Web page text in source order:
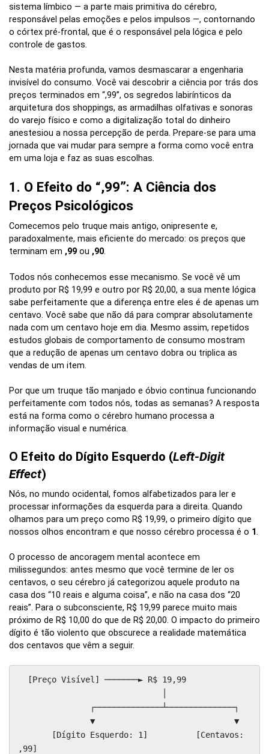
sistema límbico — a parte mais primitiva do cérebro,
responsável pelas emoções e pelos impulsos —, contornando
o córtex pré-frontal, que é o responsável pela lógica e pelo
controle de gastos.
Nesta matéria profunda, vamos desmascarar a engenharia
invisível do consumo. Você vai descobrir a ciência por trás dos
preços terminados em “,99”, os segredos labirínticos da
arquitetura dos shoppings, as armadilhas olfativas e sonoras
do varejo físico e como a digitalização total do dinheiro
anestesiou a nossa percepção de perda. Prepare-se para uma
jornada que vai mudar para sempre a forma como você entra
em uma loja e faz as suas escolhas.
1. O Efeito do “,99”: A Ciência dos
Preços Psicológicos
Comecemos pelo truque mais antigo, onipresente e,
paradoxalmente, mais eficiente do mercado: os preços que
terminam em ,99 ou ,90.
Todos nós conhecemos esse mecanismo. Se você vê um
produto por R$ 19,99 e outro por R$ 20,00, a sua mente lógica
sabe perfeitamente que a diferença entre eles é de apenas um
centavo. Você sabe que não dá para comprar absolutamente
nada com um centavo hoje em dia. Mesmo assim, repetidos
estudos globais de comportamento de consumo mostram
que a redução de apenas um centavo dobra ou triplica as
vendas de um item.
Por que um truque tão manjado e óbvio continua funcionando
perfeitamente com todos nós, todas as semanas? A resposta
está na forma como o cérebro humano processa a
informação visual e numérica.
O Efeito do Dígito Esquerdo (Left-Digit
Effect)
Nós, no mundo ocidental, fomos alfabetizados para ler e
processar informações da esquerda para a direita. Quando
olhamos para um preço como R$ 19,99, o primeiro dígito que
nossos olhos encontram e que nosso cérebro processa é o 1.
O processo de ancoragem mental acontece em
milissegundos: antes mesmo que você termine de ler os
centavos, o seu cérebro já categorizou aquele produto na
casa dos “10 reais e alguma coisa”, e não na casa dos “20
reais”. Para o subconsciente, R$ 19,99 parece muito mais
próximo de R$ 10,00 do que de R$ 20,00. O impacto do primeiro
dígito é tão violento que obscurece a realidade matemática
dos centavos que vêm a seguir.
               ▼                             ▼
,99]